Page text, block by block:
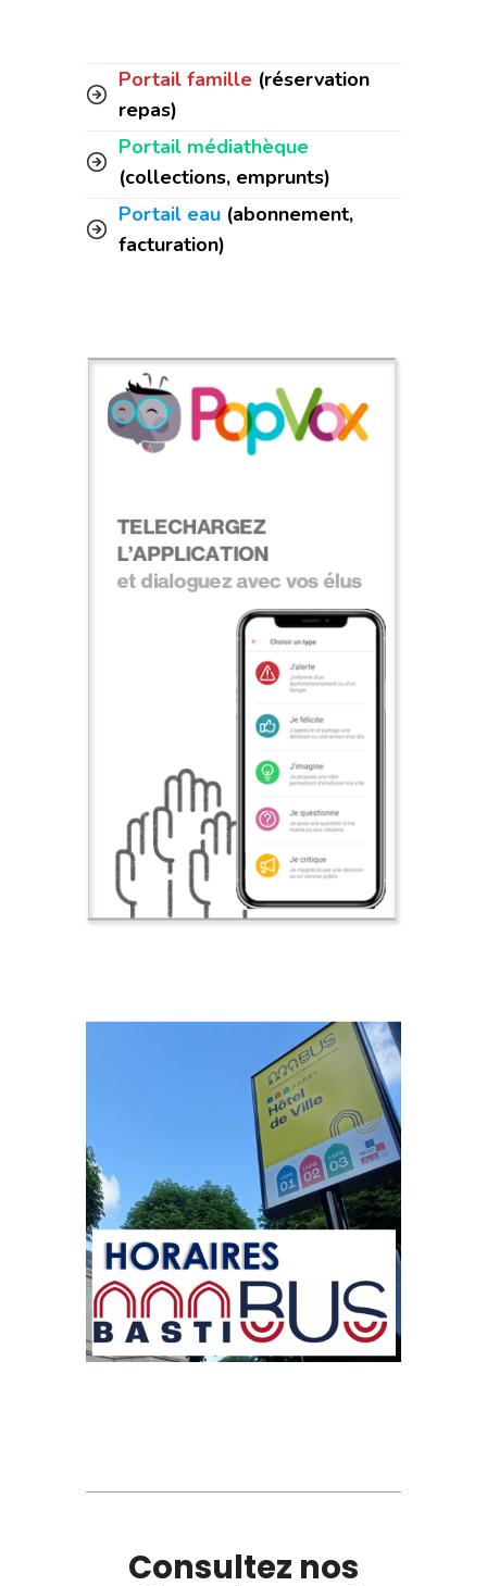
Portail famille (réservation
repas)
Portail médiathèque
(collections, emprunts)
Portail eau (abonnement,
facturation)
Consultez nos